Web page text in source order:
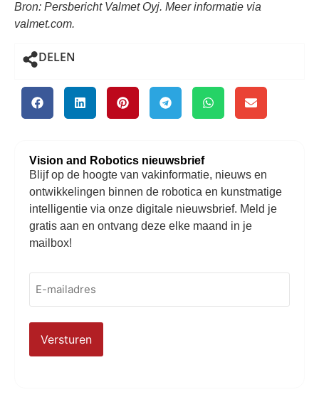
Bron: Persbericht Valmet Oyj. Meer informatie via
valmet.com.
DELEN
Vision and Robotics nieuwsbrief
Blijf op de hoogte van vakinformatie, nieuws en
ontwikkelingen binnen de robotica en kunstmatige
intelligentie via onze digitale nieuwsbrief. Meld je
gratis aan en ontvang deze elke maand in je
mailbox!
E-
mailadres